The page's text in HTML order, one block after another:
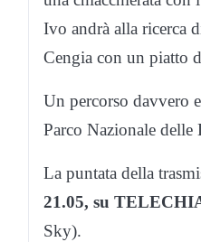
Ivo andrà alla ricerca
Cengia con un piatto
Un percorso davvero
Parco Nazionale
La puntata della
21.05, su
Sky).